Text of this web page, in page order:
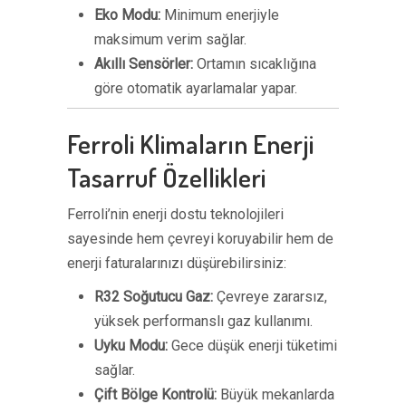
Eko Modu: Minimum enerjiyle
maksimum verim sağlar.
Akıllı Sensörler: Ortamın sıcaklığına
göre otomatik ayarlamalar yapar.
Ferroli Klimaların Enerji
Tasarruf Özellikleri
Ferroli’nin enerji dostu teknolojileri
sayesinde hem çevreyi koruyabilir hem de
enerji faturalarınızı düşürebilirsiniz:
R32 Soğutucu Gaz: Çevreye zararsız,
yüksek performanslı gaz kullanımı.
Uyku Modu: Gece düşük enerji tüketimi
sağlar.
Çift Bölge Kontrolü: Büyük mekanlarda